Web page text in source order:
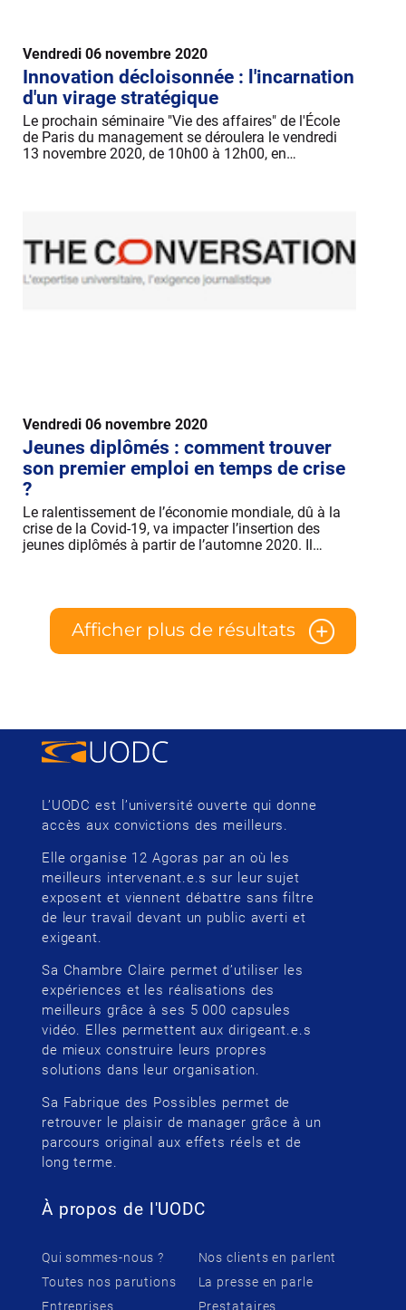
Vendredi 06 novembre 2020
Innovation décloisonnée : l'incarnation
d'un virage stratégique
Le prochain séminaire "Vie des affaires" de l'École
de Paris du management se déroulera le vendredi
13 novembre 2020, de 10h00 à 12h00, en…
Vendredi 06 novembre 2020
Jeunes diplômés : comment trouver
son premier emploi en temps de crise
?
Le ralentissement de l’économie mondiale, dû à la
crise de la Covid-19, va impacter l’insertion des
jeunes diplômés à partir de l’automne 2020. Il…
Afficher plus de résultats
L’UODC est l’université ouverte qui donne
accès aux convictions des meilleurs.
Elle organise 12 Agoras par an où les
meilleurs intervenant.e.s sur leur sujet
exposent et viennent débattre sans filtre
de leur travail devant un public averti et
exigeant.
Sa Chambre Claire permet d’utiliser les
expériences et les réalisations des
meilleurs grâce à ses 5 000 capsules
vidéo. Elles permettent aux dirigeant.e.s
de mieux construire leurs propres
solutions dans leur organisation.
Sa Fabrique des Possibles permet de
retrouver le plaisir de manager grâce à un
parcours original aux effets réels et de
long terme.
À propos de l'UODC
Qui sommes-nous ?
Toutes nos parutions
Entreprises
Nos clients en parlent
La presse en parle
Prestataires